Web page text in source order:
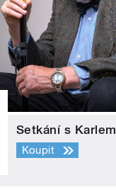
Setkání s
Koupit